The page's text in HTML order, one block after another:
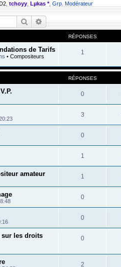
tchoyy Lµkas *, Grp. Modérateur
Rechercher
Recherche avancée
RÉPONSES
de Tarifs
• Compositeurs
1
RÉPONSES
0
3
0
1
amateur 1
0
0
sur les droits
0
2